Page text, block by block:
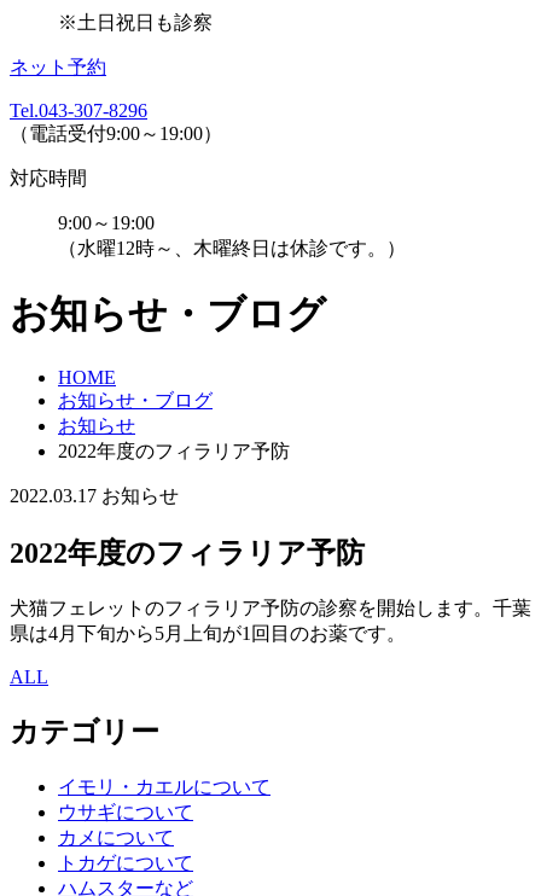
※土日祝日も診察
ネット予約
Tel.043-307-8296
（電話受付9:00～19:00）
対応時間
9:00～19:00
（水曜12時～、木曜終日は休診です。）
お知らせ・ブログ
HOME
お知らせ・ブログ
お知らせ
2022年度のフィラリア予防
2022.03.17 お知らせ
2022年度のフィラリア予防
犬猫フェレットのフィラリア予防の診察を開始します。千葉
県は4月下旬から5月上旬が1回目のお薬です。
ALL
カテゴリー
イモリ・カエルについて
ウサギについて
カメについて
トカゲについて
ハムスターなど